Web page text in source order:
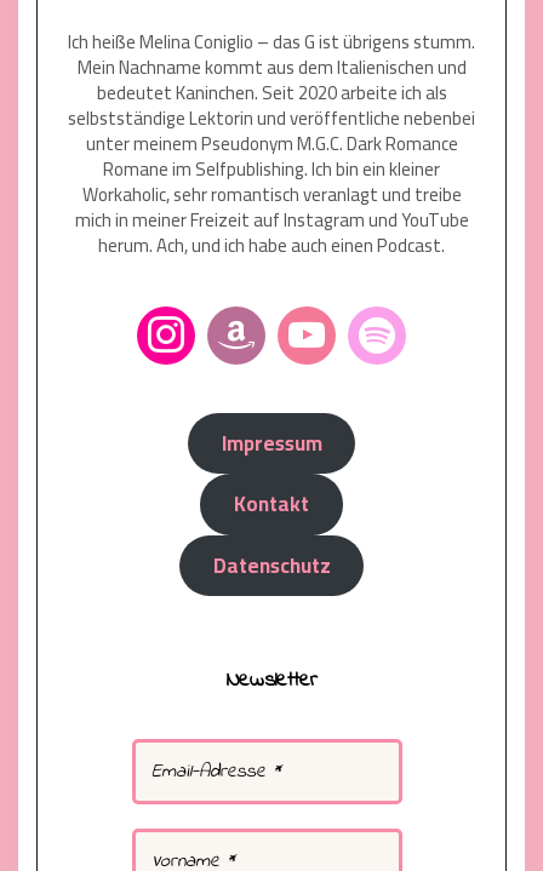
Ich heiße Melina Coniglio – das G ist übrigens stumm.
Mein Nachname kommt aus dem Italienischen und
bedeutet Kaninchen. Seit 2020 arbeite ich als
selbstständige Lektorin und veröffentliche nebenbei
unter meinem Pseudonym M.G.C. Dark Romance
Romane im Selfpublishing. Ich bin ein kleiner
Workaholic, sehr romantisch veranlagt und treibe
mich in meiner Freizeit auf Instagram und YouTube
herum. Ach, und ich habe auch einen Podcast.
Impressum
Kontakt
Datenschutz
Newsletter